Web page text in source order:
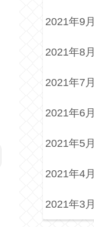
2021年9月
2021年8月
2021年7月
2021年6月
2021年5月
2021年4月
2021年3月